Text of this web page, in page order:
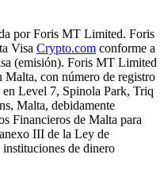
por Foris MT Limited. Foris
Visa Crypto.com conforme a
(emisión). Foris MT Limited
Malta, con número de registro
Level 7, Spinola Park, Triq
Malta, debidamente
Financieros de Malta para
III de la Ley de
de dinero